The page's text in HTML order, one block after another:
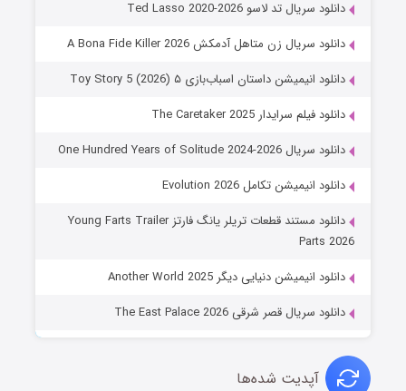
دانلود سریال تد لاسو Ted Lasso 2020-2026
دانلود سریال زن متاهل آدمکش A Bona Fide Killer 2026
دانلود انیمیشن داستان اسباب‌بازی ۵ Toy Story 5 (2026)
دانلود فیلم سرایدار The Caretaker 2025
دانلود سریال One Hundred Years of Solitude 2024-2026
دانلود انیمیشن تکامل Evolution 2026
دانلود مستند قطعات تریلر یانگ فارتز Young Farts Trailer
Parts 2026
دانلود انیمیشن دنیایی دیگر Another World 2025
دانلود سریال قصر شرقی The East Palace 2026
آپدیت شده‌ها